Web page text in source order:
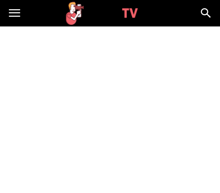
WizjaTV.pl